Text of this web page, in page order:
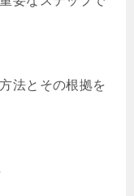
法とその根拠を